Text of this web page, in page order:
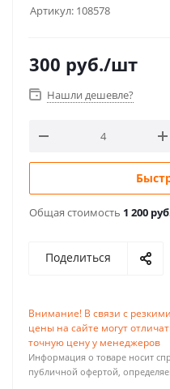
Артикул: 108578
300 руб./шт
Нашли дешевле?
Общая стоимость 1 200
Поделиться
Внимание! В связи с
цены на сайте могут
точную цену у менеджеров
Информация о товаре носит
публичной офертой,